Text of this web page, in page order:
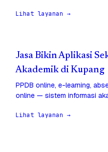
Lihat layanan →
Jasa Bikin Aplikasi
Akademik di Kupang
PPDB online, e-learning,
online — sistem informasi
Lihat layanan →